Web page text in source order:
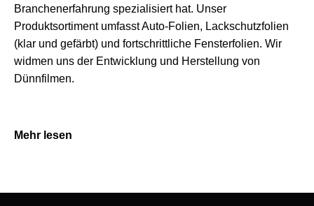
Branchenerfahrung spezialisiert hat. Unser
Produktsortiment umfasst Auto-Folien, Lackschutzfolien
(klar und gefärbt) und fortschrittliche Fensterfolien. Wir
widmen uns der Entwicklung und Herstellung von
Dünnfilmen.
Mehr lesen